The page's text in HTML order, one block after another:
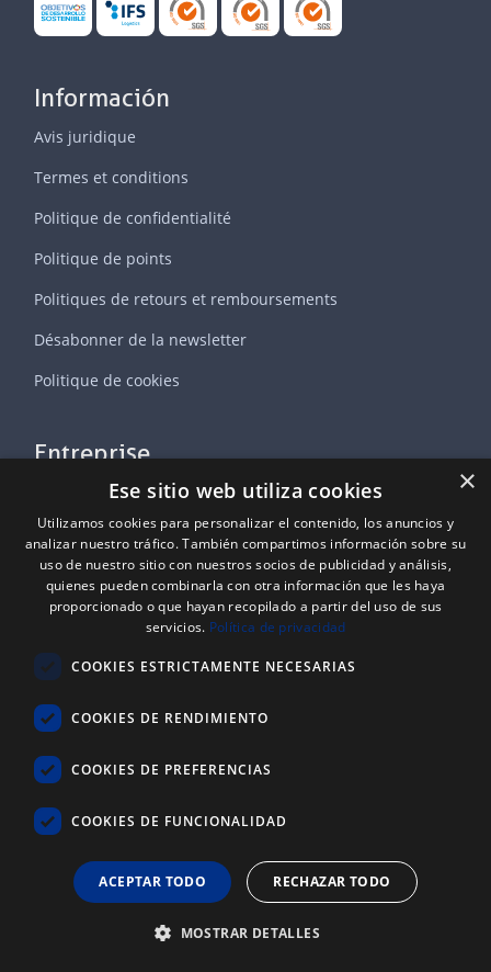
Información
Avis juridique
Termes et conditions
Politique de confidentialité
Politique de points
Politiques de retours et remboursements
Désabonner de la newsletter
Politique de cookies
Entreprise
Nouveautes
Marques
Actualités
À propos de Reysan
J'ai lu, compris et accepté lestermes et
conditions d'utilisation et le Politique de
×
Ese sitio web utiliza cookies
Utilizamos cookies para personalizar el contenido, los anuncios y
analizar nuestro tráfico. También compartimos información sobre su
uso de nuestro sitio con nuestros socios de publicidad y análisis,
quienes pueden combinarla con otra información que les haya
proporcionado o que hayan recopilado a partir del uso de sus
servicios. Política de privacidad
COOKIES ESTRICTAMENTE NECESARIAS
COOKIES DE RENDIMIENTO
COOKIES DE PREFERENCIAS
COOKIES DE FUNCIONALIDAD
ACEPTAR TODO RECHAZAR TODO
MOSTRAR DETALLES